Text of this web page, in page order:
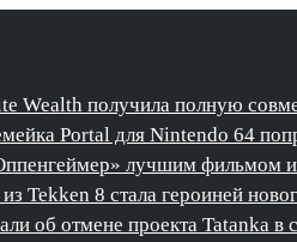
Wealth получила полную
Portal для Nintendo 64
лучшим фильмом
Tekken 8 стала героиней
об отмене проекта Tatanka